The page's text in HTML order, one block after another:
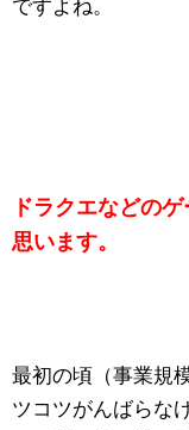
ですよね。
ドラクエなどの
思います。
最初の頃（事業規
ツコツがんばらな